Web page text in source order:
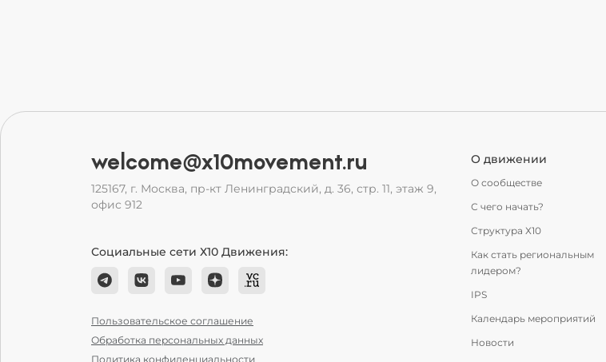
welcome@x10movement.ru
125167, г. Москва, пр-кт Ленинградский, д. 36, стр. 11, этаж 9,
офис 912
Социальные сети Х10 Движения:
Пользовательское соглашение
Обработка персональных данных
Политика конфиденциальности
О движении
О сообществе
С чего начать?
Структура Х10
Как стать региональным
лидером?
IPS
Календарь мероприятий
Новости